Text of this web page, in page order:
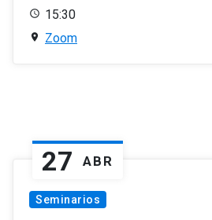
15:30
Zoom
27 ABR
Seminarios